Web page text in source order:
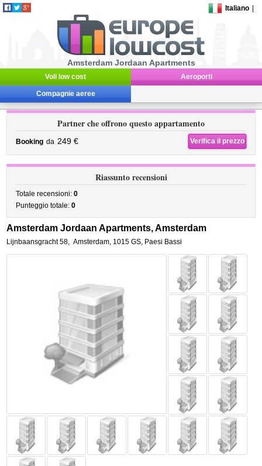
Italiano
Amsterdam Jordaan Apartments
Voli low cost Aeroporti
Compagnie aeree
Partner che offrono questo appartamento
Booking da 249 € Verifica il prezzo
Riassunto recensioni
Totale recensioni:0
Punteggio totale:0
Amsterdam Jordaan Apartments, Amsterdam
Lijnbaansgracht 58, Amsterdam, 1015 GS, Paesi Bassi